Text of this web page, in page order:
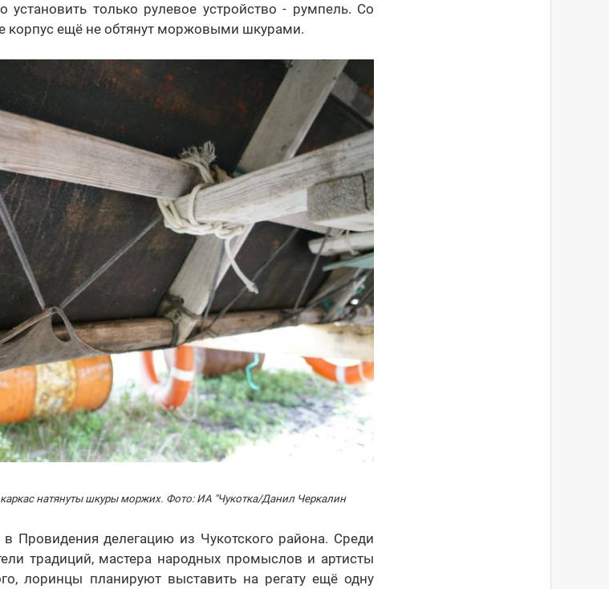
установить только рулевое устройство - румпель. Со
корпус ещё не обтянут моржовыми шкурами.
натянуты шкуры моржих. Фото: ИА "Чукотка/Данил Черкалин
Провидения делегацию из Чукотского района. Среди
традиций, мастера народных промыслов и артисты
лоринцы планируют выставить на регату ещё одну